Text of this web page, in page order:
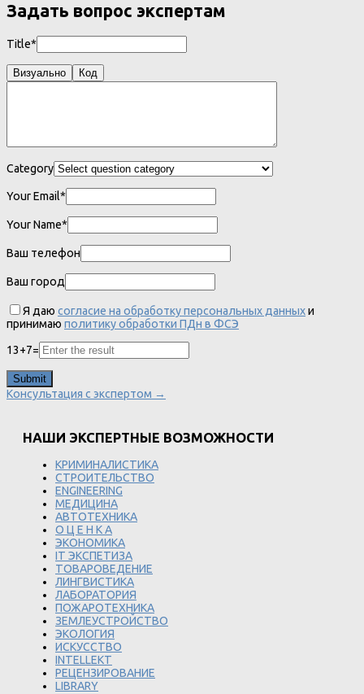
Задать вопрос экспертам
Title*
Визуально Код
Category
Your Email*
Your Name*
Ваш телефон
Ваш город
Я даю согласие на обработку персональных данныхи
принимаю политику обработки ПДн в ФСЭ
13+7=
Консультация с экспертом →
НАШИ ЭКСПЕРТНЫЕ ВОЗМОЖНОСТИ
КРИМИНАЛИСТИКА
СТРОИТЕЛЬСТВО
ENGINEERING
МЕДИЦИНА
АВТОТЕХНИКА
О Ц Е Н К А
ЭКОНОМИКА
IT ЭКСПЕТИЗА
ТОВАРОВЕДЕНИЕ
ЛИНГВИСТИКА
ЛАБОРАТОРИЯ
ПОЖАРОТЕХНИКА
ЗЕМЛЕУСТРОЙСТВО
ЭКОЛОГИЯ
ИСКУССТВО
INTELLEKT
РЕЦЕНЗИРОВАНИЕ
LIBRARY